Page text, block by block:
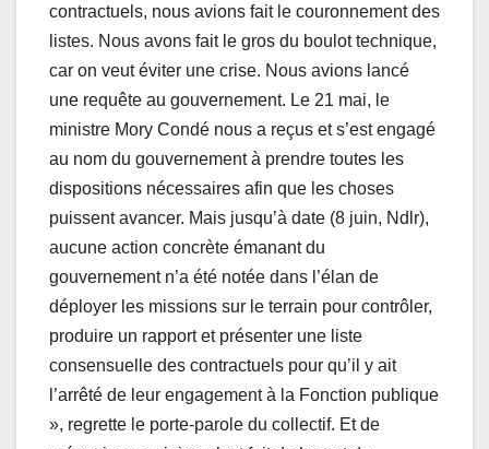
contractuels, nous avions fait le couronnement des
listes. Nous avons fait le gros du boulot technique,
car on veut éviter une crise. Nous avions lancé
une requête au gouvernement. Le 21 mai, le
ministre Mory Condé nous a reçus et s’est engagé
au nom du gouvernement à prendre toutes les
dispositions nécessaires afin que les choses
puissent avancer. Mais jusqu’à date (8 juin, Ndlr),
aucune action concrète émanant du
gouvernement n’a été notée dans l’élan de
déployer les missions sur le terrain pour contrôler,
produire un rapport et présenter une liste
consensuelle des contractuels pour qu’il y ait
l’arrêté de leur engagement à la Fonction publique
», regrette le porte-parole du collectif. Et de